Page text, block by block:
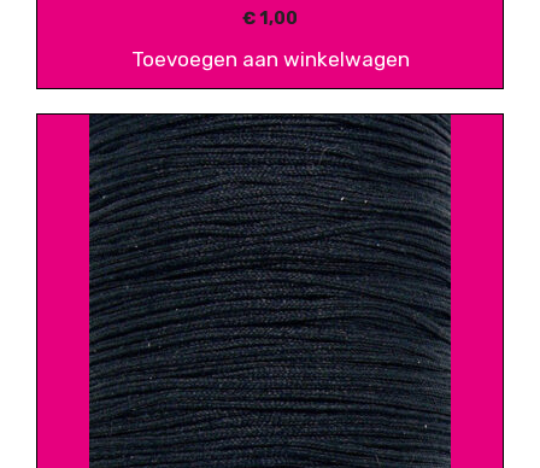
€1,00
Toevoegen aan winkelwagen